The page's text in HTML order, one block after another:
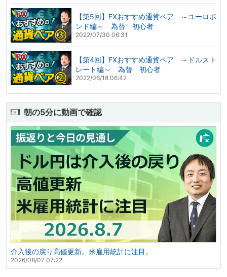
【第5回】FXおすすめ通貨ペア ～ユーロポ
ンド編～ 為替 初心者
2022/07/30 06:31
【第4回】FXおすすめ通貨ペア ～ドルスト
レート編～ 為替 初心者
2022/06/18 06:42
朝の5分に動画で確認
介入後の戻り高値更新。米雇用統計に注目。
2026/08/07 07:22